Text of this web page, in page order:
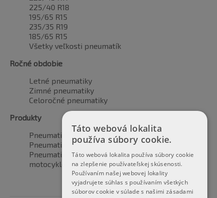
225/40 R18
195/65 R15
235/35 R19
185/65 R15
Všetky veľkosti pneumatík
Ročné obdobie
Letné pneumatiky
Zimné pneumatiky
Celoročné pneumatiky
Produkty
Pneumatiky pre automobily
Pneumatiky pre SUV / 4x4
Pneumatiky pre dodávku
motocyklové pneumatiky
Táto webová lokalita
používa súbory cookie.
Táto webová lokalita používa súbory cookie
na zlepšenie používateľskej skúsenosti.
Používaním našej webovej lokality
vyjadrujete súhlas s používaním všetkých
súborov cookie v súlade s našimi zásadami